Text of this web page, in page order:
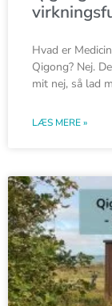
Hvad er
Qigong? Nej.
mit nej, så lad
LÆS MERE »